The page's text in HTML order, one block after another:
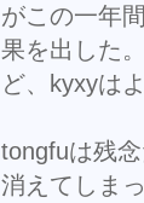
がこの一年
果を出した
ど、kyxyは
tongfuは残
消えてしま